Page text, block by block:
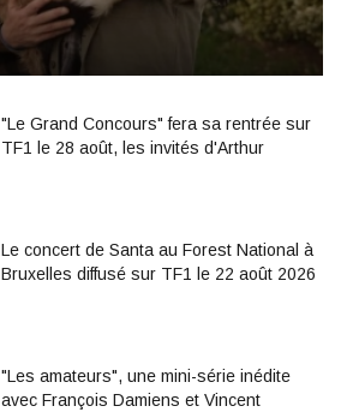
"Le Grand Concours" fera sa rentrée sur
TF1 le 28 août, les invités d'Arthur
Le concert de Santa au Forest National à
Bruxelles diffusé sur TF1 le 22 août 2026
"Les amateurs", une mini-série inédite
avec François Damiens et Vincent